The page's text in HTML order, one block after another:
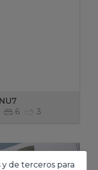
6 3
y de terceros para